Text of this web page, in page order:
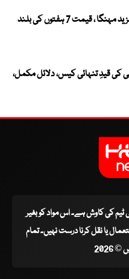
عالمی مارکیٹ میں سونا مزید مہنگا ، قیمت 7 ہفتوں کی بلند
بی کی قیدِ تنہائی کیس، دلائل مکمل،
ٹیم کی کاوش ہے۔ اس مواد کو بغیر
یا نقل کرنا درست نہیں۔ تمام